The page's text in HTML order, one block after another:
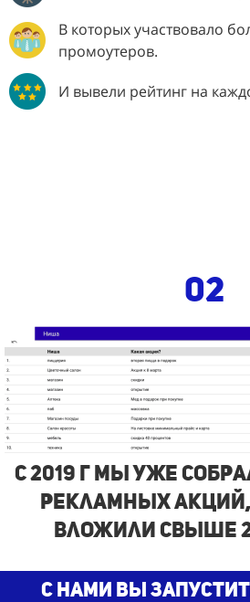
В которых участвовало
промоутеров.
И вывели рейтинг на
02
с 2019 г Мы Уже
рекламных
вложили свыше
С нами Вы